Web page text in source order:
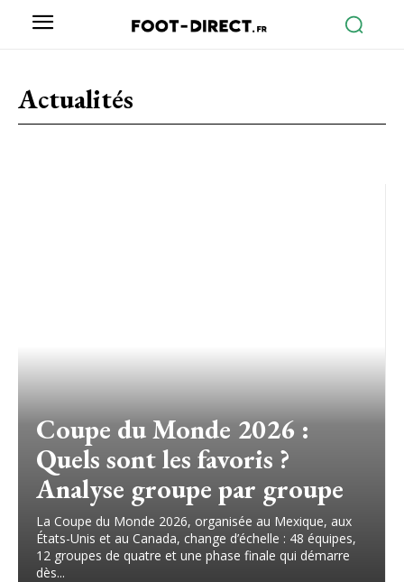
Actualités
Coupe du Monde 2026 :
Quels sont les favoris ?
Analyse groupe par groupe
La Coupe du Monde 2026, organisée au Mexique, aux
États-Unis et au Canada, change d’échelle : 48 équipes,
12 groupes de quatre et une phase finale qui démarre
dès...